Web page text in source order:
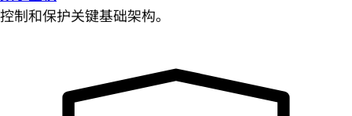
控制和保护关键基础架构。